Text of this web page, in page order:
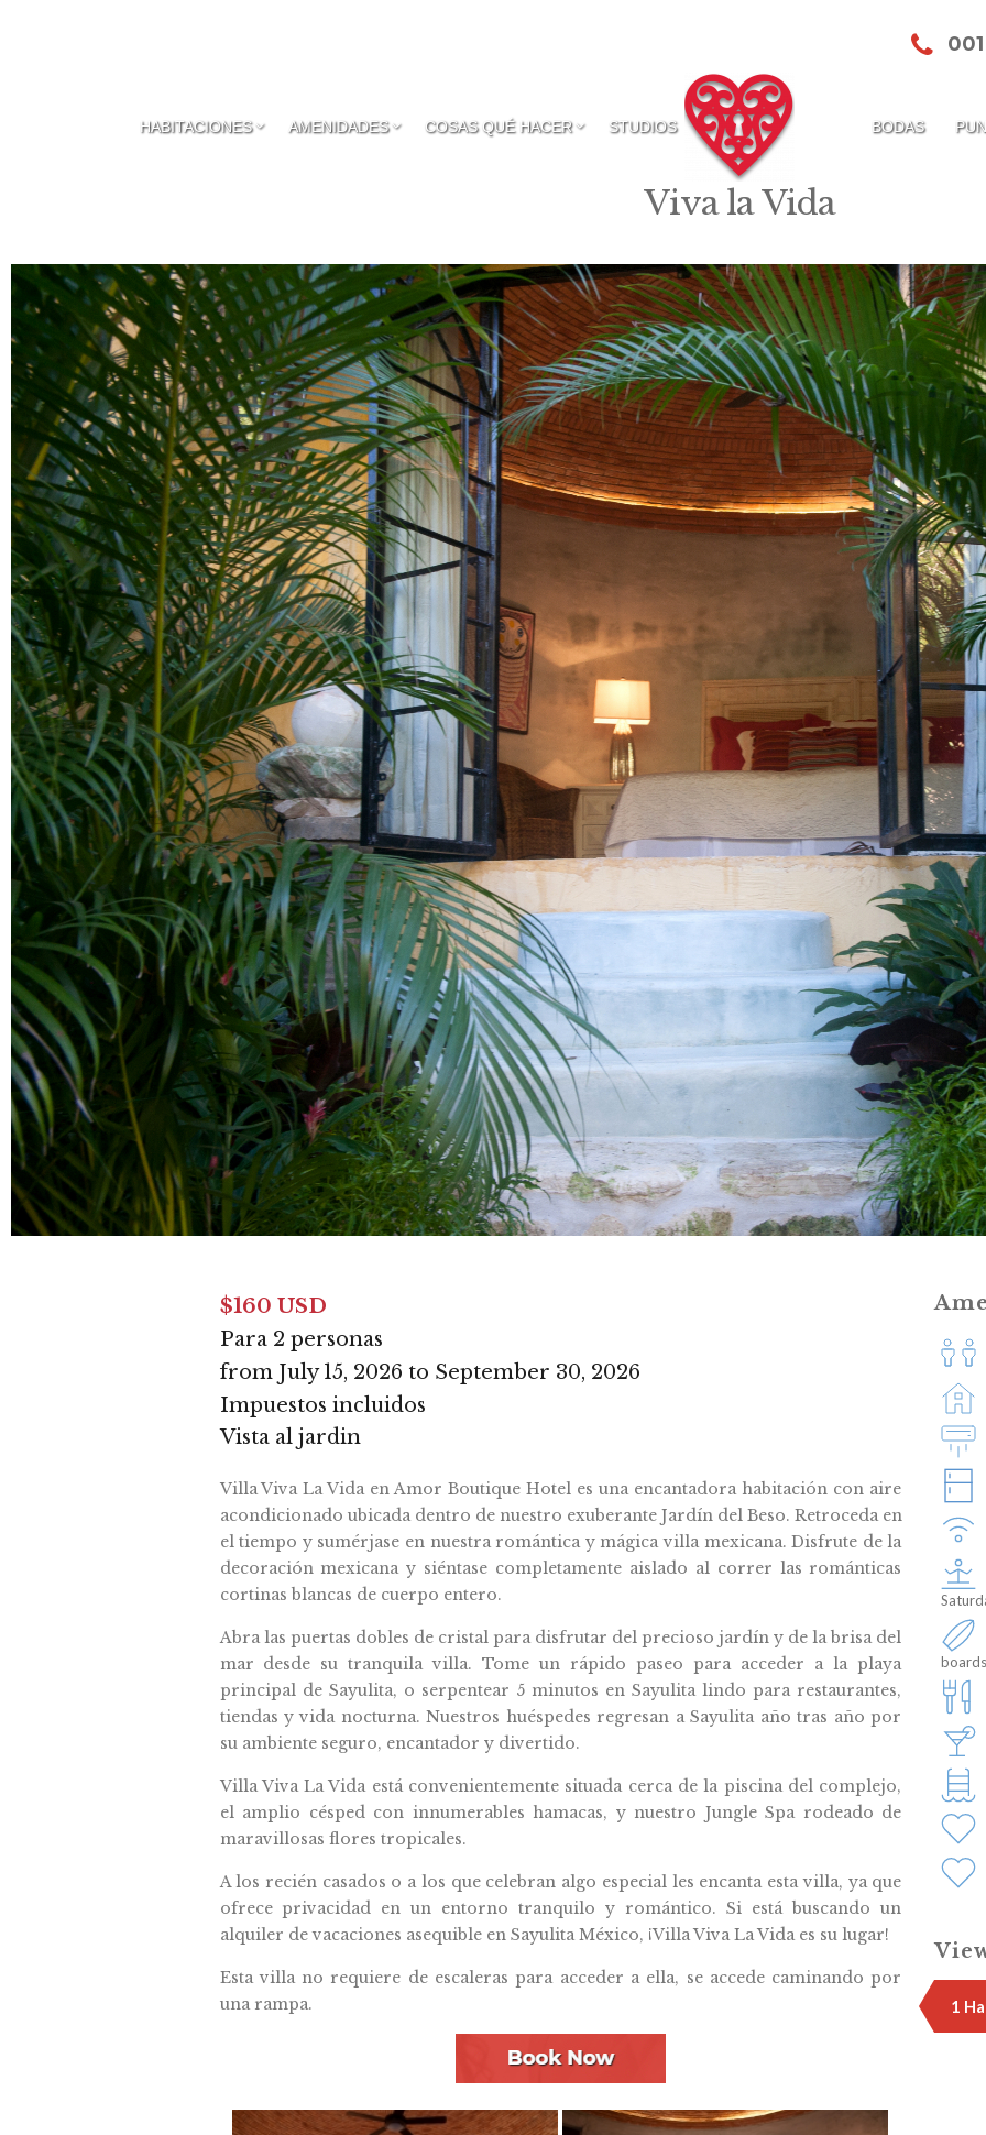
HABITACIONES AMENIDADES COSAS QUÉ HACER STUDIOS BODAS
Viva la Vida
$160 USD
Para 2 personas
from July 15, 2026 to September 30, 2026
Impuestos incluidos
Vista al jardin
Villa Viva La Vida en Amor Boutique Hotel es una encantadora habitación con aire
acondicionado ubicada dentro de nuestro exuberante Jardín del Beso. Retroceda en
el tiempo y sumérjase en nuestra romántica y mágica villa mexicana. Disfrute de la
decoración mexicana y siéntase completamente aislado al correr las románticas
cortinas blancas de cuerpo entero.
Abra las puertas dobles de cristal para disfrutar del precioso jardín y de la brisa del
mar desde su tranquila villa. Tome un rápido paseo para acceder a la playa
principal de Sayulita, o serpentear 5 minutos en Sayulita lindo para restaurantes,
tiendas y vida nocturna. Nuestros huéspedes regresan a Sayulita año tras año por
su ambiente seguro, encantador y divertido.
Villa Viva La Vida está convenientemente situada cerca de la piscina del complejo,
el amplio césped con innumerables hamacas, y nuestro Jungle Spa rodeado de
maravillosas flores tropicales.
A los recién casados o a los que celebran algo especial les encanta esta villa, ya que
ofrece privacidad en un entorno tranquilo y romántico. Si está buscando un
alquiler de vacaciones asequible en Sayulita México, ¡Villa Viva La Vida es su lugar!
Esta villa no requiere de escaleras para acceder a ella, se accede caminando por
una rampa.
1